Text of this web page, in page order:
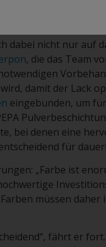
dabei nicht nur auf
, die das Team
damit der Lack
eingebunden, um
bei denen eine
für
„Farbe ist
müssen
fährt er